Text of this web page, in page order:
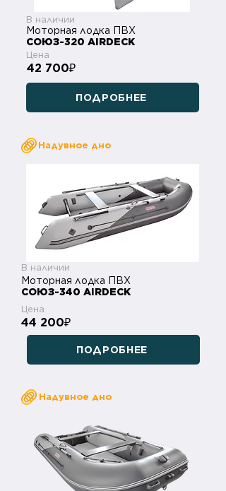
В наличии
Моторная лодка ПВХ
СОЮЗ-320 AIRDECK
Цена
42 700₽
ПОДРОБНЕЕ
Надувное дно
В наличии
Моторная лодка ПВХ
СОЮЗ-340 AIRDECK
Цена
44 200₽
ПОДРОБНЕЕ
Надувное дно